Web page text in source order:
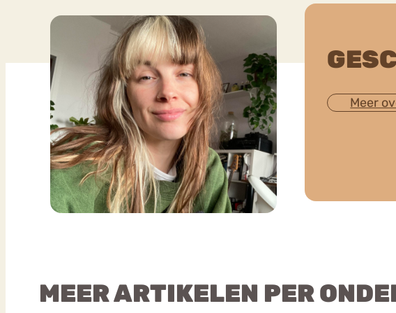
Meer
MEER ARTIKELEN PER